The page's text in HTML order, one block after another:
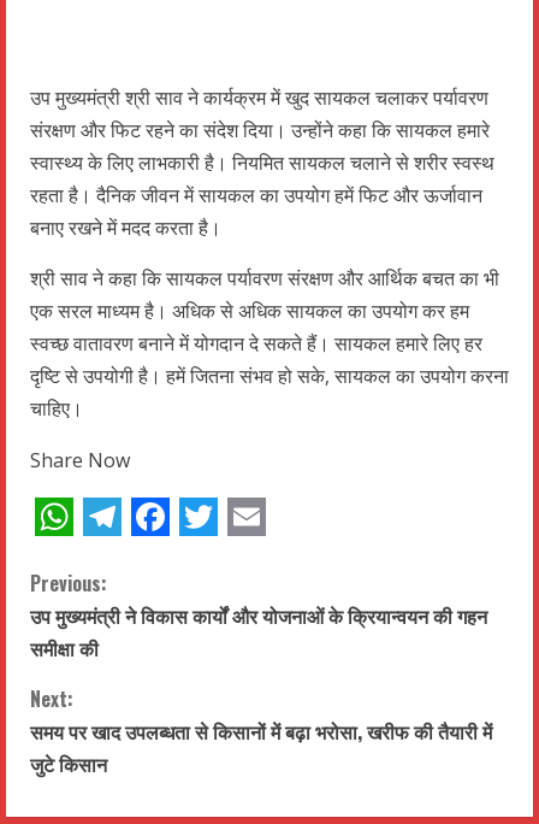
उप मुख्यमंत्री श्री साव ने कार्यक्रम में खुद सायकल चलाकर पर्यावरण
संरक्षण और फिट रहने का संदेश दिया। उन्होंने कहा कि सायकल हमारे
स्वास्थ्य के लिए लाभकारी है। नियमित सायकल चलाने से शरीर स्वस्थ
रहता है। दैनिक जीवन में सायकल का उपयोग हमें फिट और ऊर्जावान
बनाए रखने में मदद करता है।
श्री साव ने कहा कि सायकल पर्यावरण संरक्षण और आर्थिक बचत का भी
एक सरल माध्यम है। अधिक से अधिक सायकल का उपयोग कर हम
स्वच्छ वातावरण बनाने में योगदान दे सकते हैं। सायकल हमारे लिए हर
दृष्टि से उपयोगी है। हमें जितना संभव हो सके, सायकल का उपयोग करना
चाहिए।
Share Now
C
o
n
t
i
Previous:
उप मुख्यमंत्री ने विकास कार्यों और योजनाओं के क्रियान्वयन की गहन
समीक्षा की
Next:
समय पर खाद उपलब्धता से किसानों में बढ़ा भरोसा, खरीफ की तैयारी में
जुटे किसान